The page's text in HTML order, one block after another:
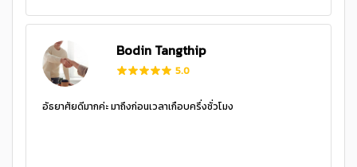
Bodin Tangthip
5.0
อัธยาศัยดีมากค่ะ มาถึงก่อนเวลาเกือบครึ่งชั่วโมง